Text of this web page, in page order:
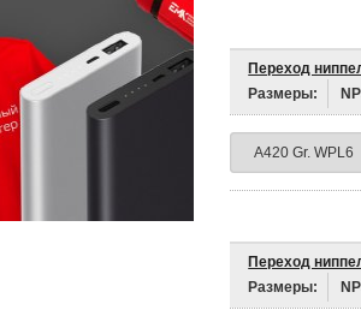
Переход
Размеры:
Переход
Размеры: